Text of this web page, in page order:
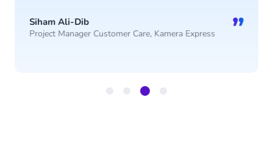
Siham Ali-Dib
Project Manager Customer Care, Kamera Express ”